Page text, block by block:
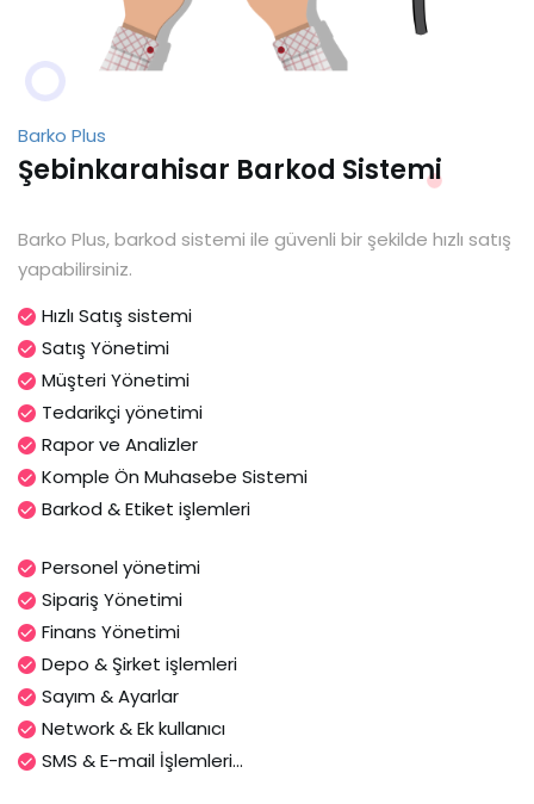
Barko Plus
Şebinkarahisar Barkod Sistemi
Barko Plus, barkod sistemi ile güvenli bir şekilde hızlı satış
yapabilirsiniz.
Hızlı Satış sistemi
Satış Yönetimi
Müşteri Yönetimi
Tedarikçi yönetimi
Rapor ve Analizler
Komple Ön Muhasebe Sistemi
Barkod & Etiket işlemleri
Personel yönetimi
Sipariş Yönetimi
Finans Yönetimi
Depo & Şirket işlemleri
Sayım & Ayarlar
Network & Ek kullanıcı
SMS & E-mail İşlemleri...